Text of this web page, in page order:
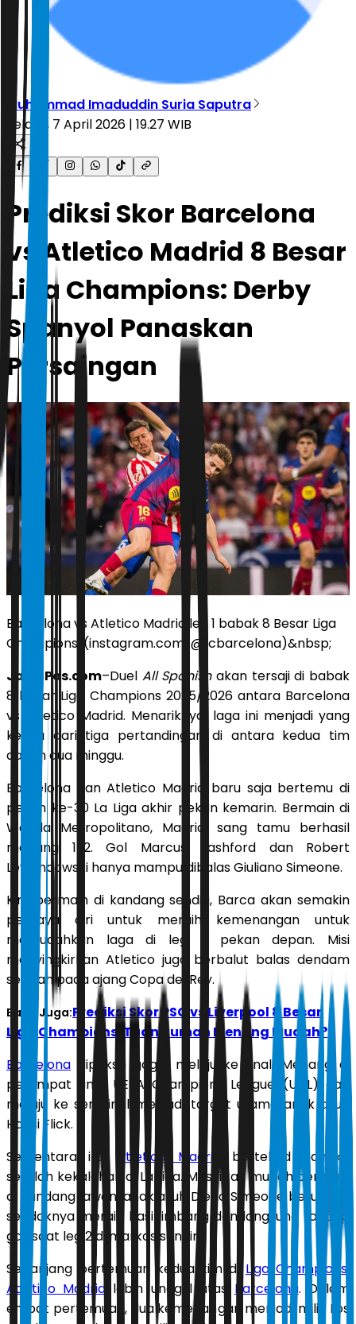
Muhammad Imaduddin Suria Saputra
Selasa, 7 April 2026 | 19.27 WIB
Prediksi Skor Barcelona
vs Atletico Madrid 8 Besar
Liga Champions: Derby
Spanyol Panaskan
Persaingan
Barcelona vs Atletico Madrid leg 1 babak 8 Besar Liga
Champions. (instagram.com/@fcbarcelona)&nbsp;
JawaPos.com–Duel All Spanishakan tersaji di babak
8 besar Liga Champions 2025/2026 antara Barcelona
vs Atletico Madrid. Menariknya, laga ini menjadi yang
kedua dari tiga pertandingan di antara kedua tim
dalam dua minggu.
Barcelona dan Atletico Madrid baru saja bertemu di
pekan ke-30 La Liga akhir pekan kemarin. Bermain di
Wanda Metropolitano, Madrid, sang tamu berhasil
menang 1-2. Gol Marcus Rashford dan Robert
Lewandowski hanya mampu dibalas Giuliano Simeone.
Kini, bermain di kandang sendiri, Barca akan semakin
percaya diri untuk meraih kemenangan untuk
memudahkan laga di leg 2 pekan depan. Misi
menyingkirkan Atletico juga berbalut balas dendam
setelah pada ajang Copa del Rey.
Baca Juga:Prediksi Skor PSG vs Liverpool 8 Besar
Liga Champions: Tuan Rumah Menang Mudah?
Barcelona dipaksa gagal melaju ke final. Menang di
perempat final UEFA Champions League (UCL) dan
melaju ke semifinal menjadi target utama anak asuh
Hansi Flick.
Sementara itu, Atletico Madrid
bertekad bangkit
setelah kekalahan di La Liga. Meski tak mudah bermain
di kandang lawan, anak asuh Diego Simeone berupaya
setidaknya meraih hasil imbang dan langsung tancap
gas saat leg 2 di markas sendiri.
Sepanjang pertemuan kedua tim diLiga Champions
Atletico Madrid lebih unggul atas Barcelona. Dalam
empat pertemuan, dua kemenangan menjadi milik Los